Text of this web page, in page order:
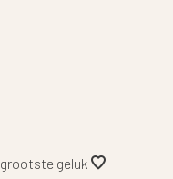
grootste geluk